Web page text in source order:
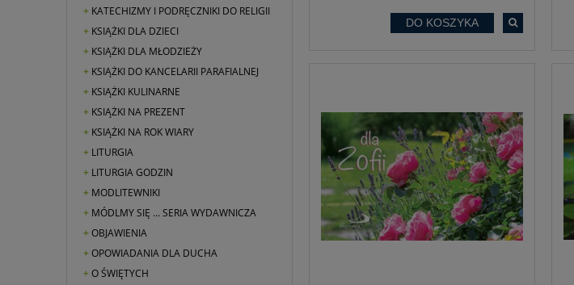
KATECHIZMY I PODRĘCZNIKI DO RELIGII
KSIĄŻKI DLA DZIECI
KSIĄŻKI DLA MŁODZIEŻY
KSIĄŻKI DO KANCELARII PARAFIALNEJ
KSIĄŻKI KULINARNE
KSIĄŻKI NA PREZENT
KSIĄŻKI NA ROK WIARY
LITURGIA
LITURGIA GODZIN
MODLITEWNIKI
MÓDLMY SIĘ ... SERIA WYDAWNICZA
OBJAWIENIA
OPOWIADANIA DLA DUCHA
O ŚWIĘTYCH
DO KOSZYKA